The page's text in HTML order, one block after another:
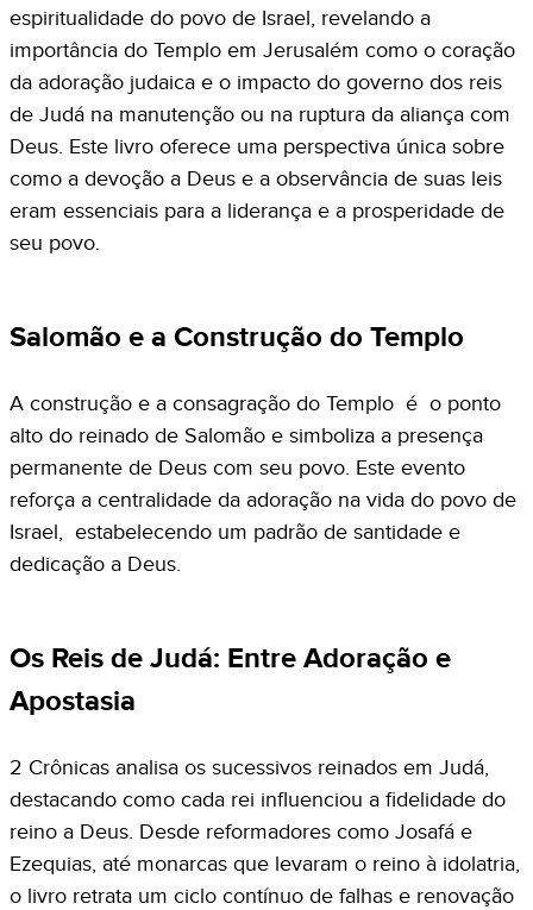
espiritualidade do povo de Israel, revelando a
importância do Templo em Jerusalém como o coração
da adoração judaica e o impacto do governo dos reis
de Judá na manutenção ou na ruptura da aliança com
Deus. Este livro oferece uma perspectiva única sobre
como a devoção a Deus e a observância de suas leis
eram essenciais para a liderança e a prosperidade de
seu povo.
Salomão e a Construção do Templo
A construção e a consagração do Templo é o ponto
alto do reinado de Salomão e simboliza a presença
permanente de Deus com seu povo. Este evento
reforça a centralidade da adoração na vida do povo de
Israel, estabelecendo um padrão de santidade e
dedicação a Deus.
Os Reis de Judá: Entre Adoração e
Apostasia
2 Crônicas analisa os sucessivos reinados em Judá,
destacando como cada rei influenciou a fidelidade do
reino a Deus. Desde reformadores como Josafá e
Ezequias, até monarcas que levaram o reino à idolatria,
o livro retrata um ciclo contínuo de falhas e renovação